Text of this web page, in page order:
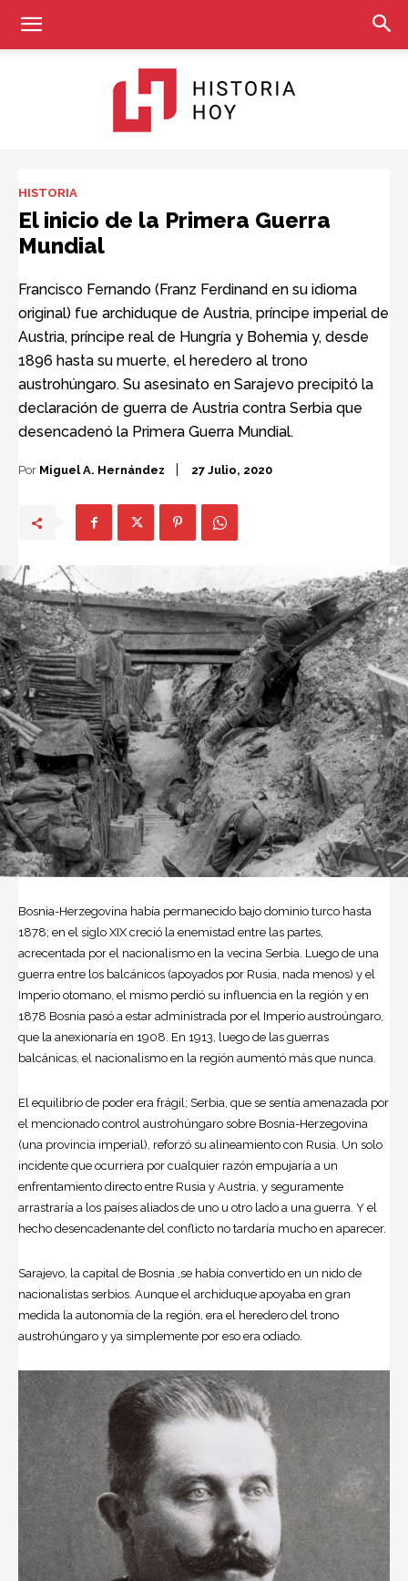
HISTORIA
El inicio de la Primera Guerra
Mundial
Francisco Fernando (Franz Ferdinand en su idioma
original) fue archiduque de Austria, príncipe imperial de
Austria, príncipe real de Hungría y Bohemia y, desde
1896 hasta su muerte, el heredero al trono
austrohúngaro. Su asesinato en Sarajevo precipitó la
declaración de guerra de Austria contra Serbia que
desencadenó la Primera Guerra Mundial.
Por Miguel A. Hernández 27 Julio, 2020
Bosnia-Herzegovina había permanecido bajo dominio turco hasta
1878; en el siglo XIX creció la enemistad entre las partes,
acrecentada por el nacionalismo en la vecina Serbia. Luego de una
guerra entre los balcánicos (apoyados por Rusia, nada menos) y el
Imperio otomano, el mismo perdió su influencia en la región y en
1878 Bosnia pasó a estar administrada por el Imperio austroúngaro,
que la anexionaría en 1908. En 1913, luego de las guerras
balcánicas, el nacionalismo en la región aumentó más que nunca.
El equilibrio de poder era frágil; Serbia, que se sentía amenazada por
el mencionado control austrohúngaro sobre Bosnia-Herzegovina
(una provincia imperial), reforzó su alineamiento con Rusia. Un solo
incidente que ocurriera por cualquier razón empujaría a un
enfrentamiento directo entre Rusia y Austria, y seguramente
arrastraría a los países aliados de uno u otro lado a una guerra. Y el
hecho desencadenante del conflicto no tardaría mucho en aparecer.
Sarajevo, la capital de Bosnia ,se había convertido en un nido de
nacionalistas serbios. Aunque el archiduque apoyaba en gran
medida la autonomía de la región, era el heredero del trono
austrohúngaro y ya simplemente por eso era odiado.